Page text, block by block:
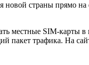
страны прямо на
местные SIM-карты в
пакет трафика. На